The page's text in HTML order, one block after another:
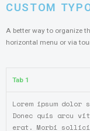
CUSTOM
A better way to organize
horizontal menu or via
Tab 1
Lorem ipsum
Donec quis arcu
erat. Morbi